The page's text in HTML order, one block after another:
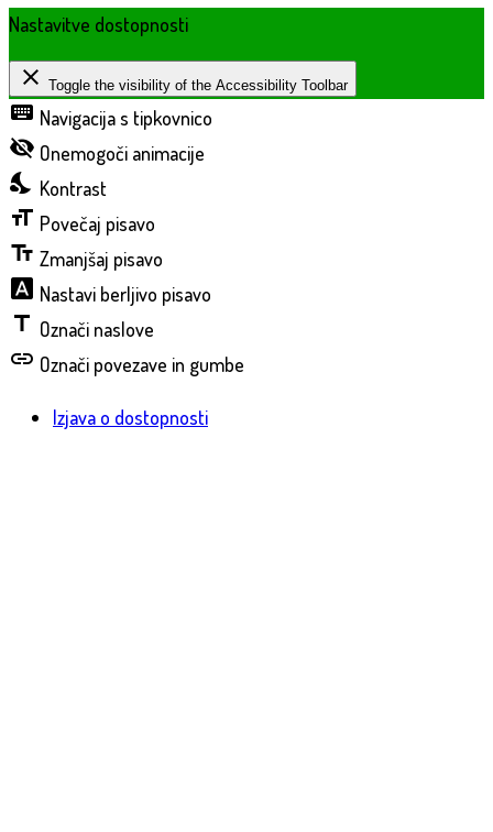
Nastavitve dostopnosti
close Toggle the visibility of the Accessibility Toolbar
keyboard Navigacija s tipkovnico
visibility_off Onemogoči animacije
nights_stay Kontrast
format_size Povečaj pisavo
text_fields Zmanjšaj pisavo
font_download Nastavi berljivo pisavo
title Označi naslove
link Označi povezave in gumbe
Izjava o dostopnosti